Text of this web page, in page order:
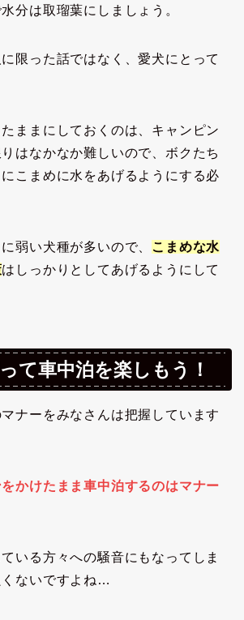
分は取瑠葉にしましょう。
限った話ではなく、愛犬にとって
ままにしておくのは、キャンピン
はなかなか難しいので、ボクたち
こまめに水をあげるようにする必
弱い犬種が多いので、 こまめな水
はしっかりとしてあげるようにして
て車中泊を楽しもう！
ナーをみなさんは把握しています
かけたまま車中泊するのはマナー
いる方々への騒音にもなってしま
くないですよね…